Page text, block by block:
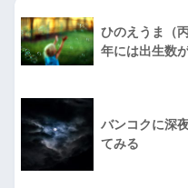
ひのえうま（
年には出生数
バンコクに深
てみる